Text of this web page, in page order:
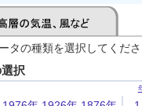
タの種類を選択してくだ
択